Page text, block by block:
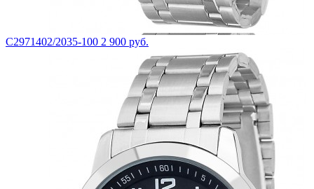
С2971402/2035-100 2 900 руб.